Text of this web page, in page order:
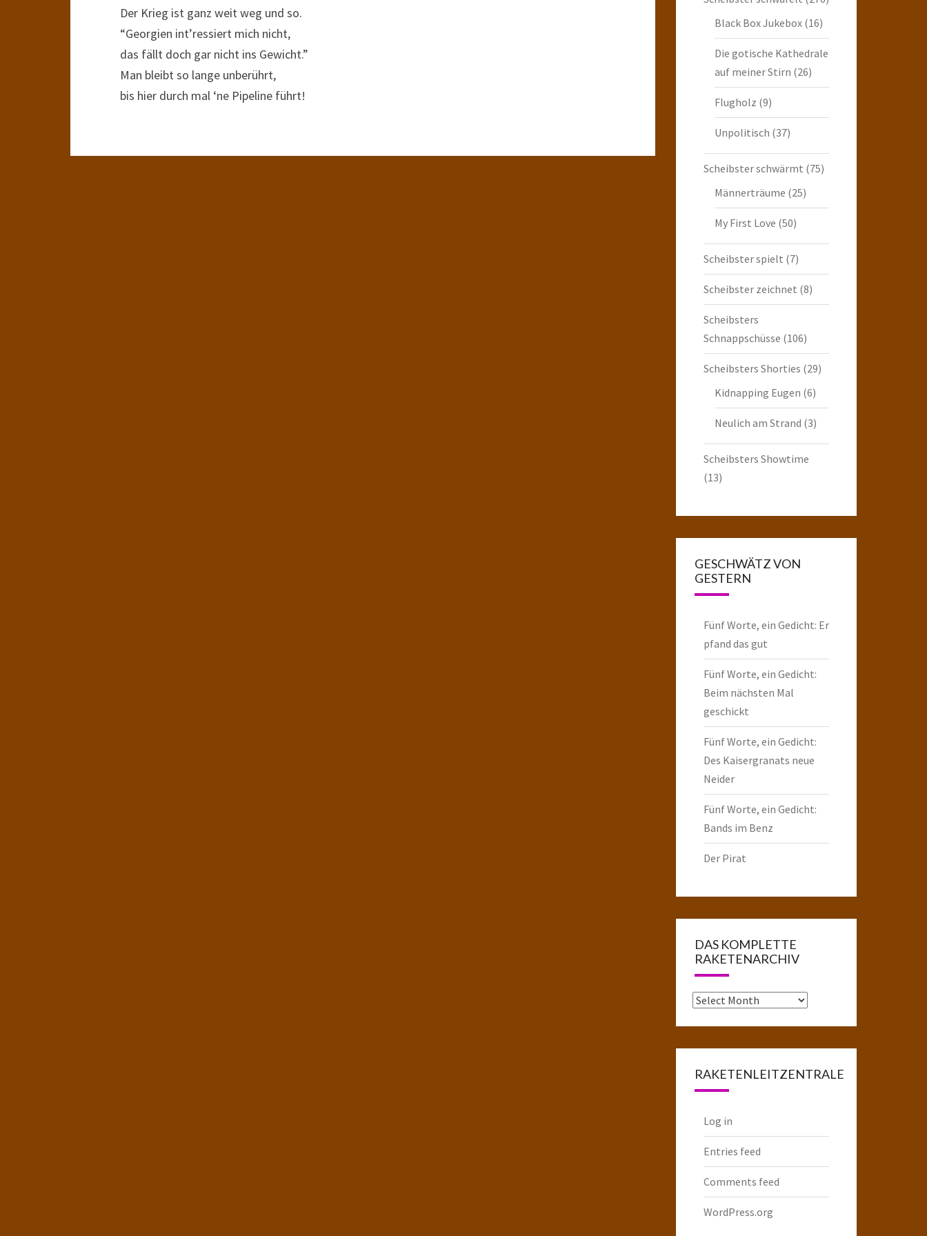
Der Krieg ist ganz weit weg und so.
“Georgien int’ressiert mich nicht,
das fällt doch gar nicht ins Gewicht.”
Man bleibt so lange unberührt,
bis hier durch mal ‘ne Pipeline führt!
Black Box Jukebox(16)
Die gotische Kathedrale
auf meiner Stirn (26)
Flugholz (9)
Unpolitisch (37)
Scheibster schwärmt (75)
Männerträume (25)
My First Love (50)
Scheibster spielt (7)
Scheibster zeichnet (8)
Scheibsters
Schnappschüsse (106)
Scheibsters Shorties (29)
Kidnapping Eugen (6)
Neulich am Strand (3)
Scheibsters Showtime
(13)
GESCHWÄTZ VON
GESTERN
Fünf Worte, ein Gedicht: Er
pfand das gut
Fünf Worte, ein Gedicht:
Beim nächsten Mal
geschickt
Fünf Worte, ein Gedicht:
Des Kaisergranats neue
Neider
Fünf Worte, ein Gedicht:
Bands im Benz
Der Pirat
DAS KOMPLETTE
RAKETENARCHIV
Das
RAKETENLEITZENTRALE
Log in
Entries feed
Comments feed
WordPress.org